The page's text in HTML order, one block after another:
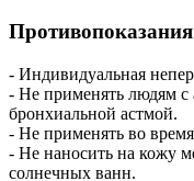
Противопоказания
- Индивидуальная
- Не применять людям с
бронхиальной астмой.
- Не применять во
- Не наносить на кожу
солнечных ванн.